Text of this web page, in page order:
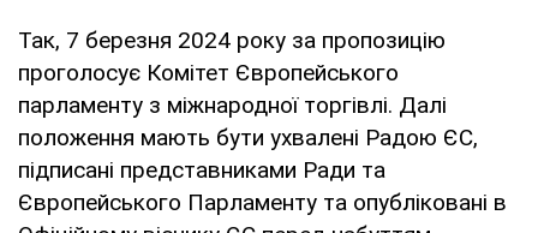
Так, 7 березня 2024 року за пропозицію
проголосує Комітет Європейського
парламенту з міжнародної торгівлі. Далі
положення мають бути ухвалені Радою ЄС,
підписані представниками Ради та
Європейського Парламенту та опубліковані в